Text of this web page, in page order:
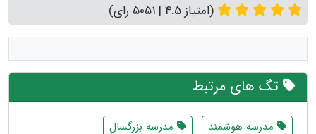
(امتیاز 4.5 | 5051 رای)
تگ های مرتبط
مدرسه هوشمند
مدرسه بزرگسال